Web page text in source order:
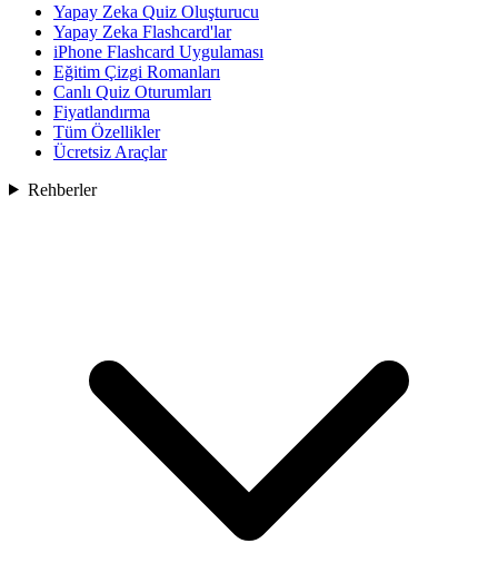
Yapay Zeka Quiz Oluşturucu
Yapay Zeka Flashcard'lar
iPhone Flashcard Uygulaması
Eğitim Çizgi Romanları
Canlı Quiz Oturumları
Fiyatlandırma
Tüm Özellikler
Ücretsiz Araçlar
Rehberler